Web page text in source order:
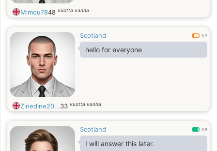
Mimou7848 vuotta vanha
Scotland 0.2
hello for everyone
Zinedine20...33 vuotta vanha
Scotland 0.8
I will answer this later.